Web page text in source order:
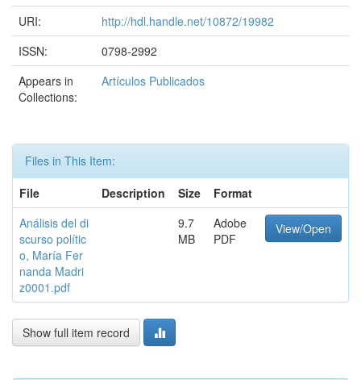
URI:
http://hdl.handle.net/10872/19982
ISSN:
0798-2992
Appears in
Collections:
Artículos Publicados
Files in This Item:
File
Description Size
Format
Análisis del di
scurso polític
o, María Fer
nanda Madri
z0001.pdf
9.7
MB
Adobe
PDF
View/Open
Show full item record